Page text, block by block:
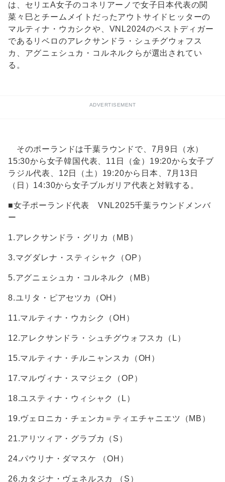
は、セリエA女子のコネリアーノで女子日本代表の関
菜々巳とチームメイトだったアウトサイドヒッターの
マルティナ・ウカシクや、VNL2024のベストディガー
であるリベロのアレクサンドラ・シュチグウォフス
カ、アグニェシュカ・コルネルクらが選出されてい
る。
ADVERTISEMENT
そのポーランドは千葉ラウンドで、7月9日（水）
15:30から女子韓国代表、11日（金）19:20から女子ブ
ラジル代表、12日（土）19:20から日本、7月13日
（日）14:30から女子ブルガリア代表と対戦する。
■女子ポーランド代表 VNL2025千葉ラウンドメンバ
ー
1.アレクサンドラ・グリカ（MB）
3.マグダレナ・スティシャク（OP）
5.アグニェシュカ・コルネルク（MB）
8.ユリタ・ピアセツカ（OH）
11.マルティナ・ウカシク（OH）
12.アレクサンドラ・シュチグウォフスカ（L）
15.マルティナ・チルニャンスカ（OH）
17.マルヴィナ・スマジェク（OP）
18.ユスティナ・ウィシャク（L）
19.ヴェロニカ・チェンカ＝ティエチャニエツ（MB）
21.アリツィア・グラブカ（S）
24.パウリナ・ダマスケ （OH）
26.カタジナ・ヴェネルスカ （S）